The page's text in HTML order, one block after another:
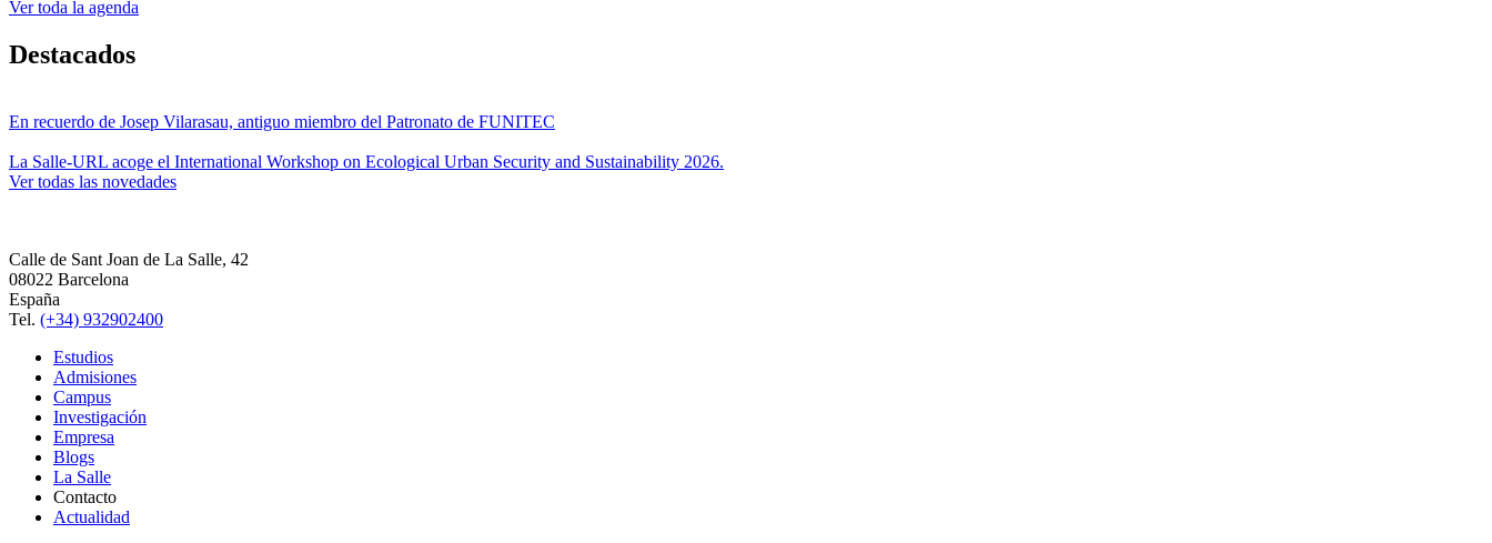
Ver toda la agenda
Destacados
En recuerdo de Josep Vilarasau, antiguo miembro del Patronato de FUNITEC
La Salle-URL acoge el International Workshop on Ecological Urban Security and Sustainability 2026.
Ver todas las novedades
Calle de Sant Joan de La Salle, 42
08022 Barcelona
España
Tel. (+34) 932902400
Estudios
Admisiones
Campus
Investigación
Empresa
Blogs
La Salle
Contacto
Actualidad